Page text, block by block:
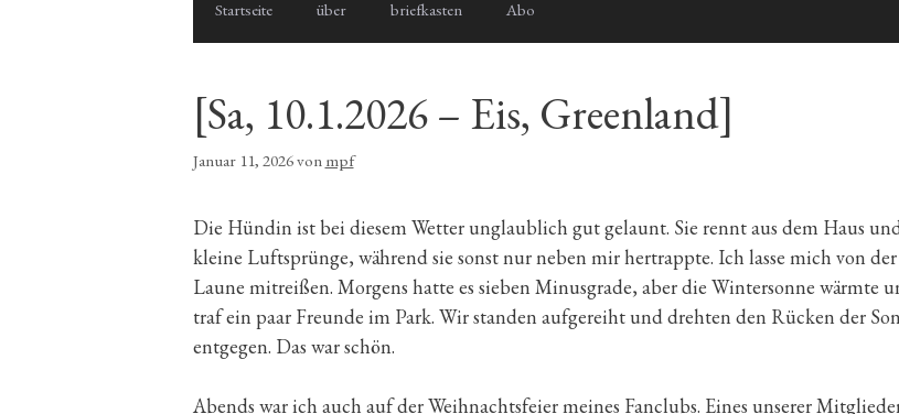
Startseite über briefkasten Abo
[Sa, 10.1.2026 – Eis, Greenland]
Januar 11, 2026von mpf
Die Hündin ist bei diesem Wetter unglaublich gut gelaunt. Sie rennt aus dem Haus
kleine Luftsprünge, während sie sonst nur neben mir hertrappte. Ich lasse mich von
Laune mitreißen. Morgens hatte es sieben Minusgrade, aber die Wintersonne wärmte
traf ein paar Freunde im Park. Wir standen aufgereiht und drehten den Rücken der
entgegen. Das war schön.
Abends war ich auch auf der Weihnachtsfeier meines Fanclubs. Eines unserer